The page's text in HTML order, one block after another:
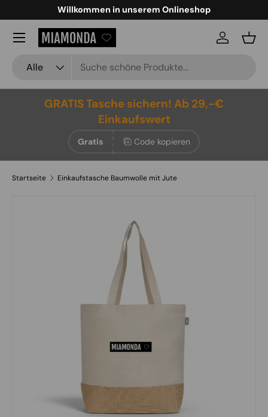
Direkt zum Inhalt
Willkommen in unserem Onlineshop
Alle
Einloggen
Menü
GRATIS Tasche sichern! Ab 29,-€
Einkaufswert
Gratis Code kopieren
Startseite Einkaufstasche Baumwolle mit Jute